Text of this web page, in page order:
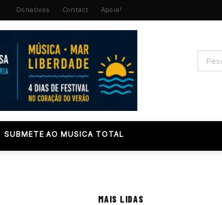
Donativos Contact Apoia!
SUBMETE AO MUSICA TOTAL
MAIS LIDAS